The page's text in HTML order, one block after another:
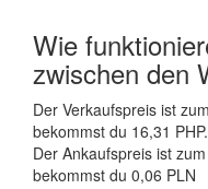
Wie
zwischen den
Der Verkaufspreis ist
bekommst du 16,31 PHP.
Der Ankaufspreis ist
bekommst du 0,06 PLN